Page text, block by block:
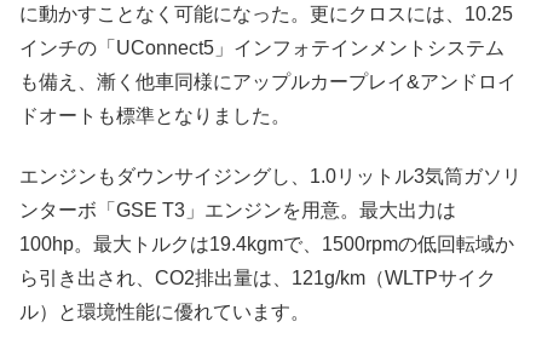
に動かすことなく可能になった。更にクロスには、10.25
インチの「UConnect5」インフォテインメントシステム
も備え、漸く他車同様にアップルカープレイ&アンドロイ
ドオートも標準となりました。
エンジンもダウンサイジングし、1.0リットル3気筒ガソリ
ンターボ「GSE T3」エンジンを用意。最大出力は
100hp。最大トルクは19.4kgmで、1500rpmの低回転域か
ら引き出され、CO2排出量は、121g/km（WLTPサイク
ル）と環境性能に優れています。